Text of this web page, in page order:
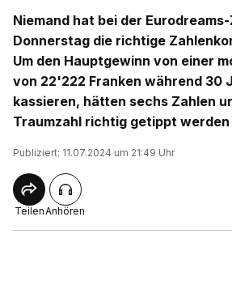
Niemand hat bei der
Donnerstag die richtige
Um den Hauptgewinn von einer
von 22'222 Franken während 30
kassieren, hätten sechs Zahlen
Traumzahl richtig getippt werden
Publiziert: 11.07.2024 um 21:49 Uhr
TeilenAnhören